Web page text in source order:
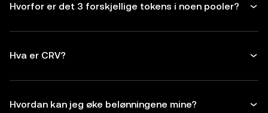
Hvorfor er det 3 forskjellige tokens i noen pooler?
Hva er CRV?
Hvordan kan jeg øke belønningene mine?